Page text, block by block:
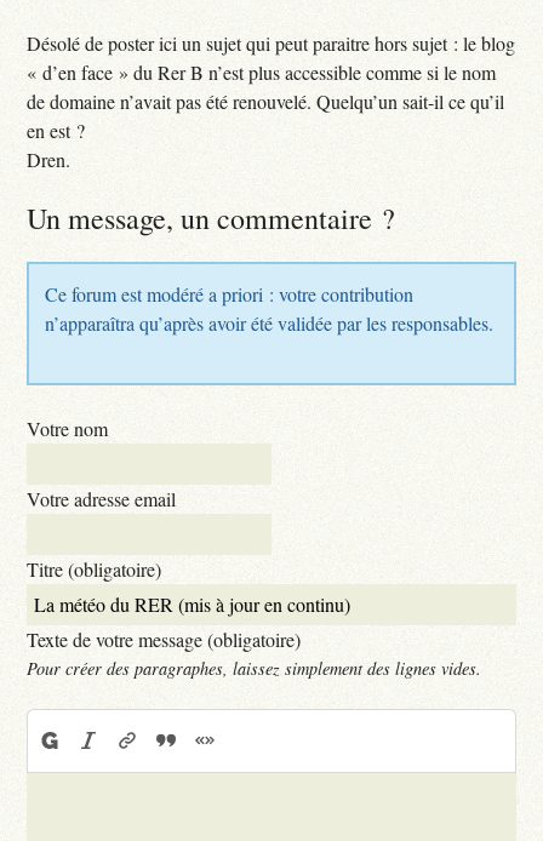
Désolé de poster ici un sujet qui peut paraitre hors sujet : le blog
« d’en face » du Rer B n’est plus accessible comme si le nom
de domaine n’avait pas été renouvelé. Quelqu’un sait-il ce qu’il
en est ?
Dren.
Un message, un commentaire ?
Ce forum est modéré a priori : votre contribution
n’apparaîtra qu’après avoir été validée par les responsables.
Votre nom
Votre adresse email
Titre (obligatoire)
Texte de votre message (obligatoire)
Pour créer des paragraphes, laissez simplement des lignes vides.